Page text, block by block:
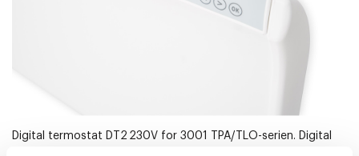
Digital termostat DT2 230V for 3001 TPA/ TLO-serien. Digital